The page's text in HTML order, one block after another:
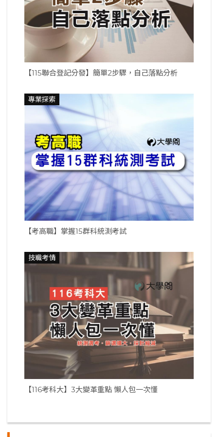
【115聯合登記分發】簡單2步驟，自己落點分析
專業探索
【考高職】掌握15群科統測考試
技職考情
【116考科大】3大變革重點 懶人包一次懂